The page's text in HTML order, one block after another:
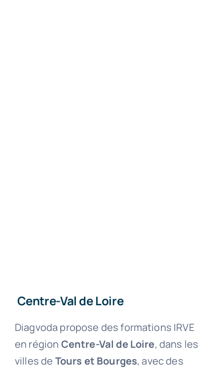
Centre-Val de Loire
Diagvoda propose des formations IRVE
en région Centre-Val de Loire, dans les
villes de Tours et Bourges, avec des